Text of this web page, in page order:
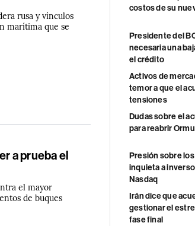
rusa y vínculos
marítima que se
a prueba el
el mayor
de buques
costos de su
Presidente del
necesaria una
el crédito
Activos de
temor a que el
tensiones
Dudas sobre el
para reabrir
Presión sobre
inquieta a
Nasdaq
Irán dice que
gestionar el
fase final